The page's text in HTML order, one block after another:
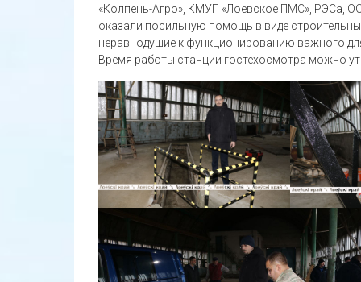
«Колпень-Агро», КМУП «Лоевское ПМС», РЭСа,
оказали посильную помощь в виде
неравнодушие к функционированию важного
Время работы станции гостехосмотра можно